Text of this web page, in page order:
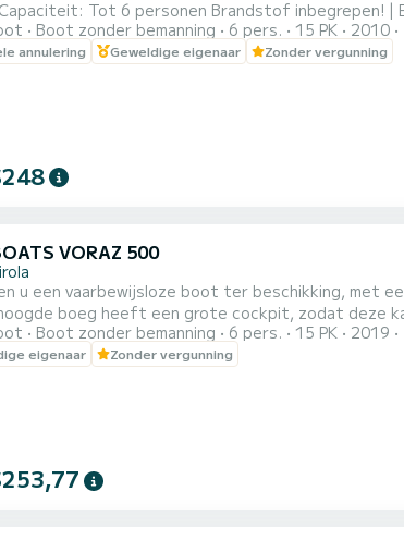
→ 200€ 3 UUR → 300€ 4 UUR → 400€ 8 UUR → 600€ TARIEVEN (16
Boot zonder bemanning 6 pers. 15 PK 2010
annulering Geweldige eigenaar Zonder vergunning
VORAZ 500
een vaarbewijsloze boot ter beschikking, met een bimini-top, GPS en
boeg heeft een grote cockpit, zodat deze kan
merk VORAZ, die een grote stabiliteit, sterkte en onzinkbare staat heeft.
Boot zonder bemanning 6 pers. 15 PK 2019
eigenaar Zonder vergunning